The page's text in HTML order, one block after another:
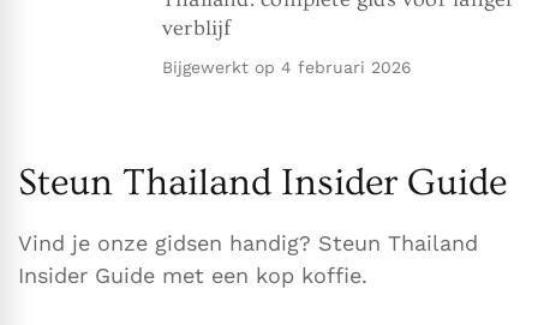
verblijf
Bijgewerkt op 4 februari 2026
Steun Thailand Insider Guide
Vind je onze gidsen handig? Steun Thailand
Insider Guide met een kop koffie.